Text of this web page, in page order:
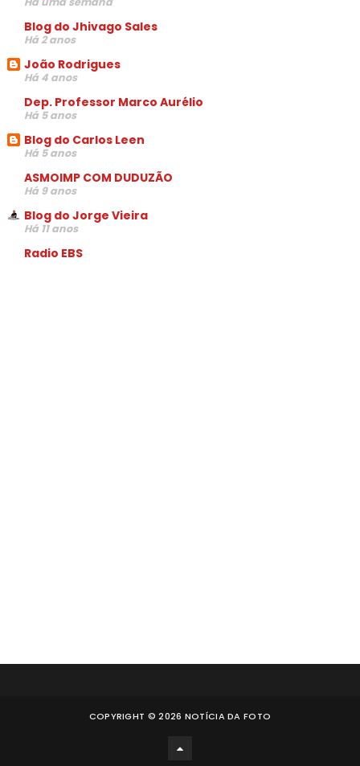
Blog do Jhivago Sales
Há 2 anos
João Rodrigues
Há 4 anos
Dep. Professor Marco Aurélio
Há 5 anos
Blog do Carlos Leen
Há 5 anos
ASMOIMP COM DUDUZÃO
Há 9 anos
Blog do Jorge Vieira
Há 11 anos
Radio EBS
COPYRIGHT ©2026 NOTÍCIA DA FOTO